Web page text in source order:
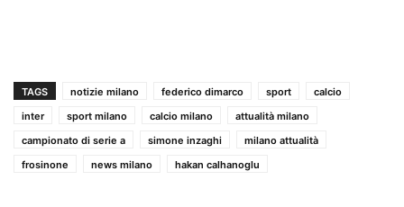
TAGS notizie milano federico dimarco sport
calcio
inter
sport milano calcio milano
attualità milano
campionato di serie a
simone inzaghi
milano attualità
frosinone
news milano hakan calhanoglu